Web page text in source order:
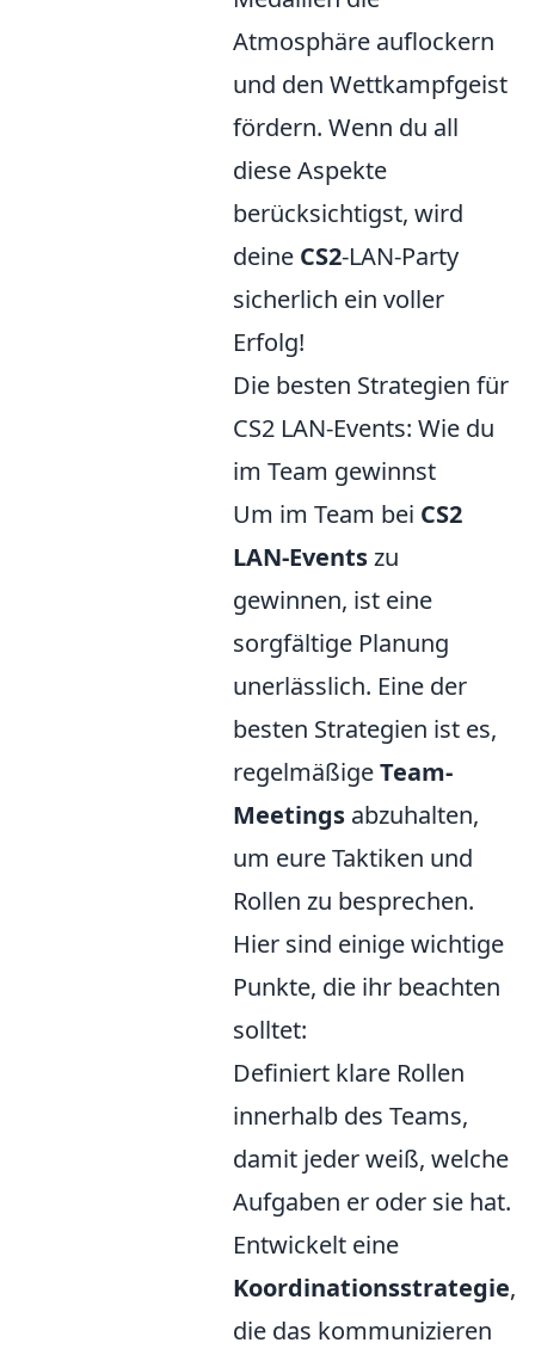
Atmosphäre auflockern
und den Wettkampfgeist
fördern. Wenn du all
diese Aspekte
berücksichtigst, wird
deine CS2-LAN-Party
sicherlich ein voller
Erfolg!
Die besten Strategien für
CS2 LAN-Events: Wie du
im Team gewinnst
Um im Team bei CS2
LAN-Eventszu
gewinnen, ist eine
sorgfältige Planung
unerlässlich. Eine der
besten Strategien ist es,
regelmäßigeTeam-
Meetings abzuhalten,
um eure Taktiken und
Rollen zu besprechen.
Hier sind einige wichtige
Punkte, die ihr beachten
solltet:
Definiert klare Rollen
innerhalb des Teams,
damit jeder weiß, welche
Aufgaben er oder sie hat.
Entwickelt eine
Koordinationsstrategie,
die das kommunizieren